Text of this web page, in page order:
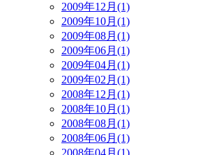
2009年12月(1)
2009年10月(1)
2009年08月(1)
2009年06月(1)
2009年04月(1)
2009年02月(1)
2008年12月(1)
2008年10月(1)
2008年08月(1)
2008年06月(1)
2008年04月(1)